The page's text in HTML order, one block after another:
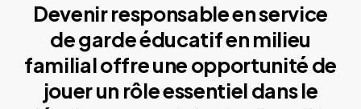
Devenir responsable en service
de garde éducatif en milieu
familial offre une opportunité de
jouer un rôle essentiel dans le